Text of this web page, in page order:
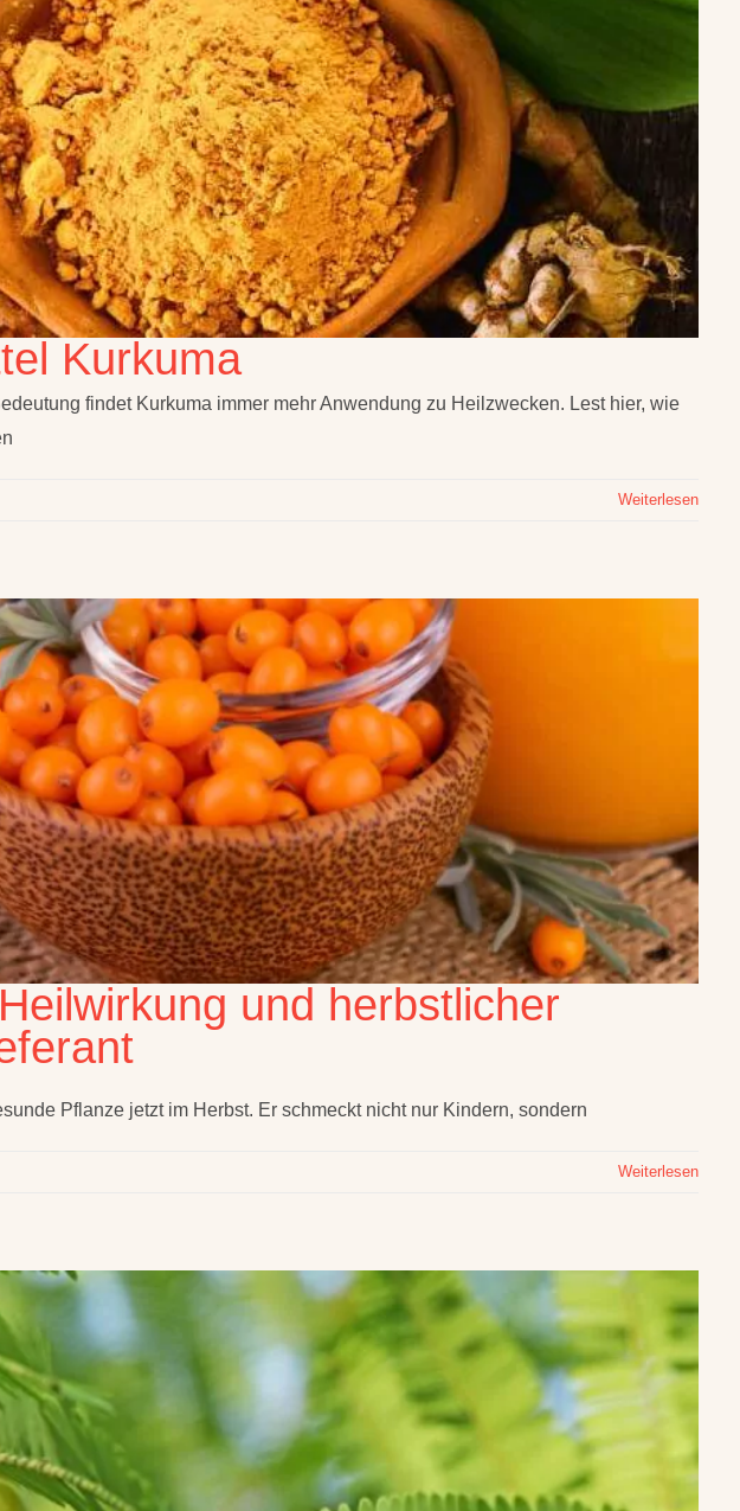
Kurkuma
findet Kurkuma immer mehr Anwendung zu Heilzwecken. Lest hier, wie
Weiterlesen
und herbstlicher
Pflanze jetzt im Herbst. Er schmeckt nicht nur Kindern, sondern
Weiterlesen